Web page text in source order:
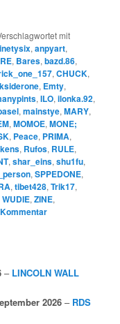
mit
,anpyart,
, Bares,bazd.86,
,CHUCK,
, Emty,
,ILO,ilonka.92,
,mainstye,MARY,
,MOMOE,MONE;
, Peace, PRIMA,
, Rufos, RULE,
,shar_eins,shu1fu,
,SPPEDONE,
,tibet428,Trik17,
WUDIE,ZINE,
– LINCOLN WALL
2026 – RDS